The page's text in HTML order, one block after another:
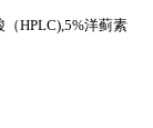
HPLC),5%洋蓟素